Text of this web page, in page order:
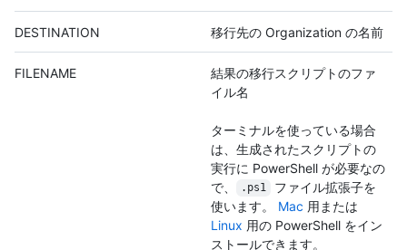
DESTINATION 移行先の Organization の名前
FILENAME
結果の移行スクリプトのファ
イル名
ターミナルを使っている場合
は、生成されたスクリプトの
実行に PowerShell が必要なの
で、
.ps1
ファイル拡張子を
使います。 Mac 用または
Linux 用の PowerShell をイン
ストールできます。